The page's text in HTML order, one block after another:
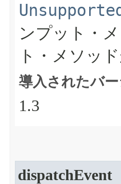
ンプット・
ト・メソッ
導入されたバ
1.3
dispatchEvent